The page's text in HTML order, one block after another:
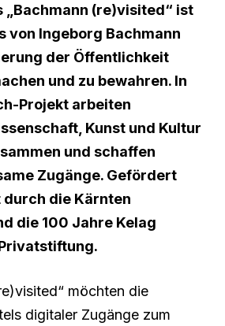
„Bachmann (re)visited“ ist
von Ingeborg Bachmann
der Öffentlichkeit
und zu bewahren. In
Projekt arbeiten
Kunst und Kultur
und schaffen
Zugänge. Gefördert
die Kärnten
die 100 Jahre Kelag
möchten die
digitaler Zugänge zum